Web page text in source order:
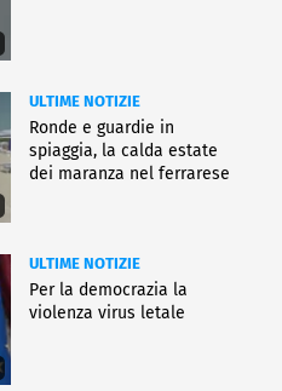
ULTIME NOTIZIE
Ronde e guardie in
spiaggia, la calda estate
dei maranza nel ferrarese
ULTIME NOTIZIE
Per la democrazia la
violenza virus letale